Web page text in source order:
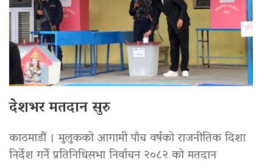
देशभर मतदान सुरु
काठमाडौं । मुलुकको आगामी पाँच वर्षको राजनीतिक दिशा
निर्देश गर्ने प्रतिनिधिसभा निर्वाचन २०८२ को मतदान